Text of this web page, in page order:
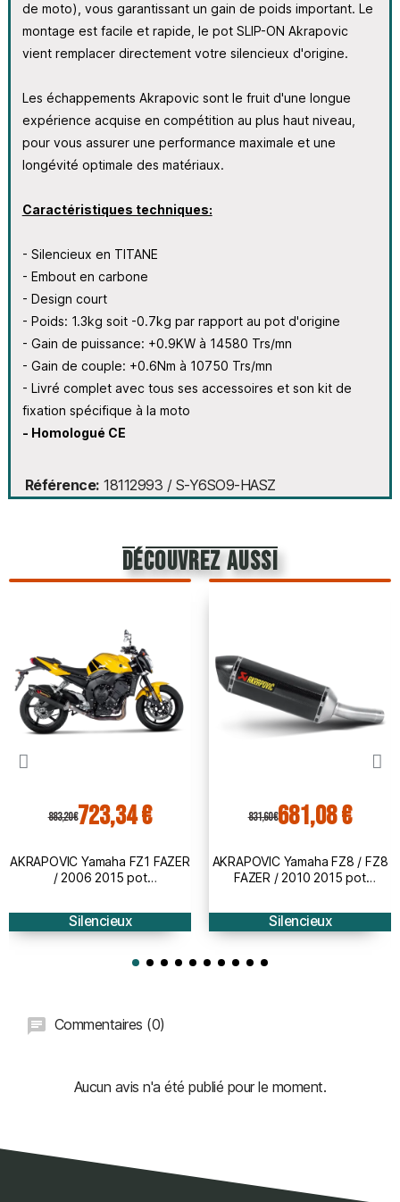
de moto), vous garantissant un gain de poids important. Le
montage est facile et rapide, le pot SLIP-ON Akrapovic
vient remplacer directement votre silencieux d'origine.
Les échappements Akrapovic sont le fruit d'une longue
expérience acquise en compétition au plus haut niveau,
pour vous assurer une performance maximale et une
longévité optimale des matériaux.
Caractéristiques techniques:
- Silencieux en TITANE
- Embout en carbone
- Design court
- Poids: 1.3kg soit -0.7kg par rapport au pot d'origine
- Gain de puissance: +0.9KW à 14580 Trs/mn
- Gain de couple: +0.6Nm à 10750 Trs/mn
- Livré complet avec tous ses accessoires et son kit de
fixation spécifique à la moto
- Homologué CE
Référence 18112993 / S-Y6SO9-HASZ
découvrez aussi
883,20 €723,34 €
AKRAPOVIC Yamaha FZ1 FAZER
/ 2006 2015 pot
homologué CE SLIP-ON 1811-
2983
Silencieux
831,60 €681,08 €
AKRAPOVIC Yamaha FZ8 / FZ8
FAZER / 2010 2015 pot
homologué CE SLIP-ON 1811-
2292
Silencieux
Commentaires (0)
Aucun avis n'a été publié pour le moment.